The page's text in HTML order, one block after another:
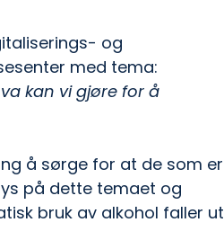
og
med tema:
kan vi gjøre for å
å sørge for at de som er
på dette temaet og
bruk av alkohol faller ut